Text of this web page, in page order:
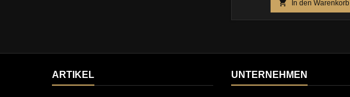
 In den Warenkorb
ARTIKEL UNTERNEHMEN